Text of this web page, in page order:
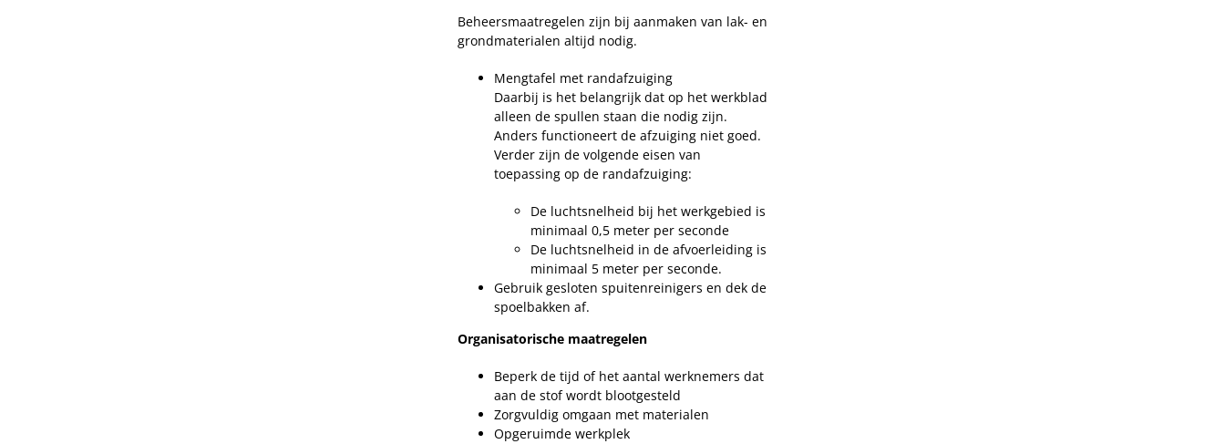
Beheersmaatregelen zijn bij aanmaken van lak- en
grondmaterialen altijd nodig.
Mengtafel met randafzuiging
Daarbij is het belangrijk dat op het werkblad
alleen de spullen staan die nodig zijn.
Anders functioneert de afzuiging niet goed.
Verder zijn de volgende eisen van
toepassing op de randafzuiging:
De luchtsnelheid bij het werkgebied is
minimaal 0,5 meter per seconde
De luchtsnelheid in de afvoerleiding is
minimaal 5 meter per seconde.
Gebruik gesloten spuitenreinigers en dek de
spoelbakken af.
Organisatorische maatregelen
Beperk de tijd of het aantal werknemers dat
aan de stof wordt blootgesteld
Zorgvuldig omgaan met materialen
Opgeruimde werkplek